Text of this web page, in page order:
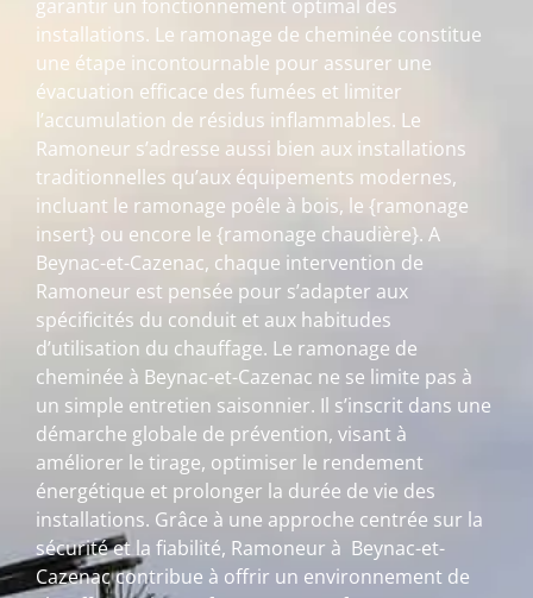
garantir un fonctionnement optimal des
installations. Le ramonage de cheminée constitue
une étape incontournable pour assurer une
évacuation efficace des fumées et limiter
l’accumulation de résidus inflammables. Le
Ramoneur s’adresse aussi bien aux installations
traditionnelles qu’aux équipements modernes,
incluant le ramonage poêle à bois, le {ramonage
insert} ou encore le {ramonage chaudière}. A
Beynac-et-Cazenac, chaque intervention de
Ramoneur est pensée pour s’adapter aux
spécificités du conduit et aux habitudes
d’utilisation du chauffage. Le ramonage de
cheminée à Beynac-et-Cazenac ne se limite pas à
un simple entretien saisonnier. Il s’inscrit dans une
démarche globale de prévention, visant à
améliorer le tirage, optimiser le rendement
énergétique et prolonger la durée de vie des
installations. Grâce à une approche centrée sur la
sécurité et la fiabilité, Ramoneur à Beynac-et-
Cazenac contribue à offrir un environnement de